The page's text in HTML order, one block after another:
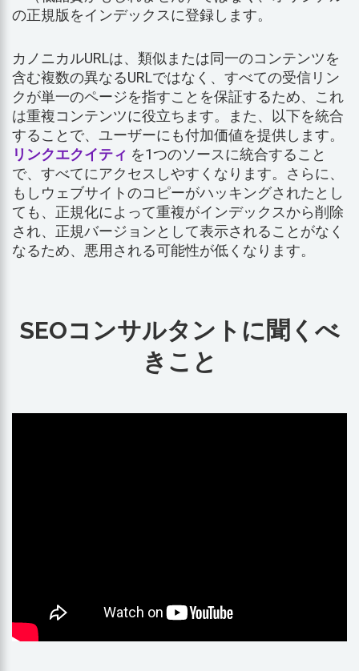
の正規版をインデックスに登録します。
カノニカルURLは、類似または同一のコンテンツを
含む複数の異なるURLではなく、すべての受信リン
クが単一のページを指すことを保証するため、これ
は重複コンテンツに役立ちます。また、以下を統合
することで、ユーザーにも付加価値を提供します。
リンクエクイティ を1つのソースに統合すること
で、すべてにアクセスしやすくなります。さらに、
もしウェブサイトのコピーがハッキングされたとし
ても、正規化によって重複がインデックスから削除
され、正規バージョンとして表示されることがなく
なるため、悪用される可能性が低くなります。
SEOコンサルタントに聞くべ
きこと